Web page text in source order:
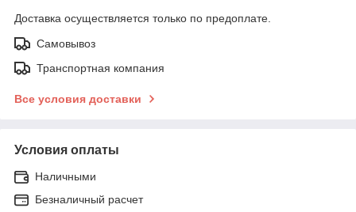
Доставка осуществляется только по предоплате.
Самовывоз
Транспортная компания
Все условия доставки
Условия оплаты
Наличными
Безналичный расчет